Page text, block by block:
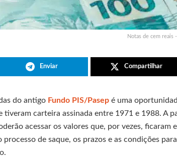
Notas de cem reais
Enviar Compartilhar
do antigo Fundo PIS/Pasep é uma
tiveram carteira assinada entre 1971 e 1988. A
acessar os valores que, por vezes, ficaram
de saque, os prazos e as condições